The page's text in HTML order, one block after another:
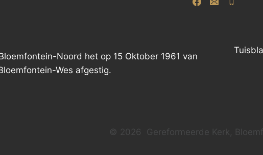
Noord het op 15 Oktober 1961 van
Wes afgestig.
© 2026 Gereformeerde Kerk,